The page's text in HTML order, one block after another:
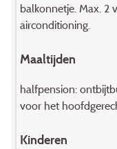
balkonnetje. Max. 2
airconditioning.
Maaltijden
halfpension:
voor het
Kinderen